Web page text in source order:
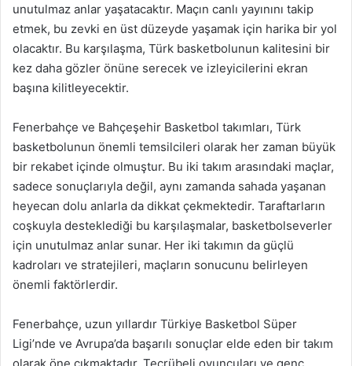
unutulmaz anlar yaşatacaktır. Maçın canlı yayınını takip
etmek, bu zevki en üst düzeyde yaşamak için harika bir yol
olacaktır. Bu karşılaşma, Türk basketbolunun kalitesini bir
kez daha gözler önüne serecek ve izleyicilerini ekran
başına kilitleyecektir.
Fenerbahçe ve Bahçeşehir Basketbol takımları, Türk
basketbolunun önemli temsilcileri olarak her zaman büyük
bir rekabet içinde olmuştur. Bu iki takım arasındaki maçlar,
sadece sonuçlarıyla değil, aynı zamanda sahada yaşanan
heyecan dolu anlarla da dikkat çekmektedir. Taraftarların
coşkuyla desteklediği bu karşılaşmalar, basketbolseverler
için unutulmaz anlar sunar. Her iki takımın da güçlü
kadroları ve stratejileri, maçların sonucunu belirleyen
önemli faktörlerdir.
Fenerbahçe, uzun yıllardır Türkiye Basketbol Süper
Ligi’nde ve Avrupa’da başarılı sonuçlar elde eden bir takım
olarak öne çıkmaktadır. Tecrübeli oyuncuları ve genç